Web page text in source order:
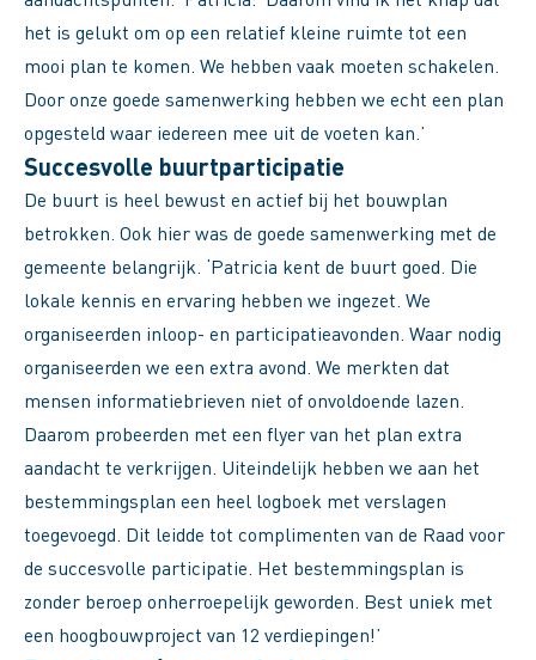
het is gelukt om op een relatief kleine ruimte tot een
mooi plan te komen. We hebben vaak moeten schakelen.
Door onze goede samenwerking hebben we echt een plan
opgesteld waar iedereen mee uit de voeten kan.’
Succesvolle buurtparticipatie
De buurt is heel bewust en actief bij het bouwplan
betrokken. Ook hier was de goede samenwerking met de
gemeente belangrijk. ‘Patricia kent de buurt goed. Die
lokale kennis en ervaring hebben we ingezet. We
organiseerden inloop- en participatieavonden. Waar nodig
organiseerden we een extra avond. We merkten dat
mensen informatiebrieven niet of onvoldoende lazen.
Daarom probeerden met een flyer van het plan extra
aandacht te verkrijgen. Uiteindelijk hebben we aan het
bestemmingsplan een heel logboek met verslagen
toegevoegd. Dit leidde tot complimenten van de Raad voor
de succesvolle participatie. Het bestemmingsplan is
zonder beroep onherroepelijk geworden. Best uniek met
een hoogbouwproject van 12 verdiepingen!’